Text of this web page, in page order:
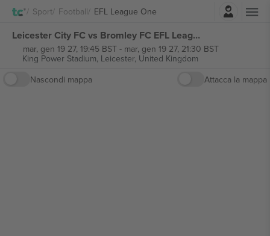
Sport Football EFL League OneAccesso
Leicester City FC vs Bromley FC EFL League One biglietti
mar, gen 19 27, 19:45 BST- mar, gen 19 27, 21:30 BST
King Power Stadium, Leicester, United Kingdom
Nascondi mappa
Attacca la mappa